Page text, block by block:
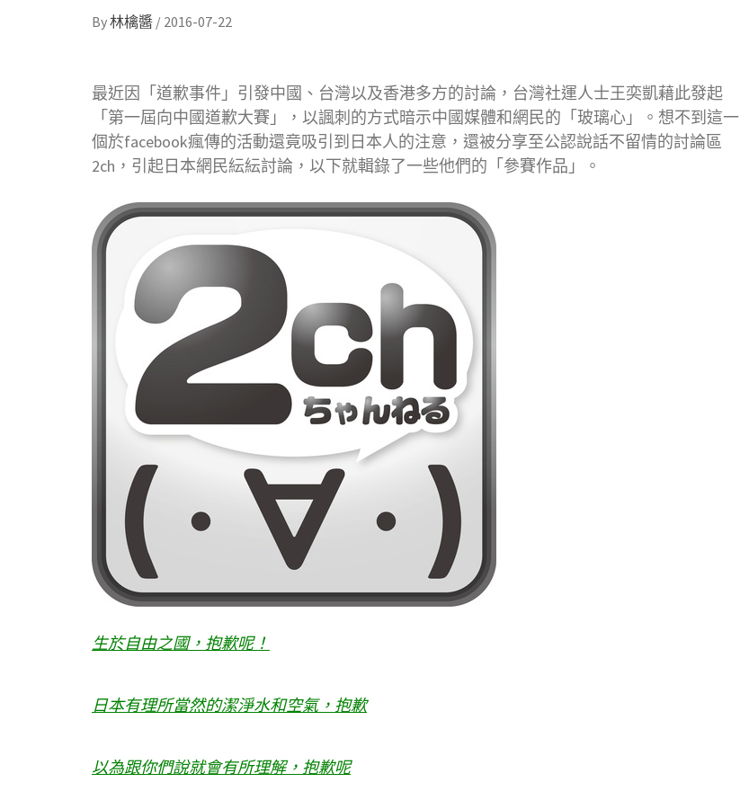
By林檎醬 / 2016-07-22
最近因「道歉事件」引發中國、台灣以及香港多方的討論，台灣社運人士王奕凱藉此發起
「第一屆向中國道歉大賽」，以諷刺的方式暗示中國媒體和網民的「玻璃心」。想不到這一
個於facebook瘋傳的活動還竟吸引到日本人的注意，還被分享至公認說話不留情的討論區
2ch，引起日本網民紜紜討論，以下就輯錄了一些他們的「參賽作品」。
生於自由之國，抱歉呢！
日本有理所當然的潔淨水和空氣，抱歉
以為跟你們說就會有所理解，抱歉呢